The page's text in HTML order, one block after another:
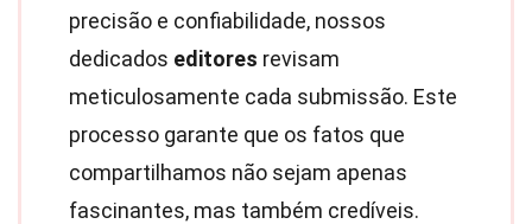
precisão e confiabilidade, nossos
dedicados editores revisam
meticulosamente cada submissão. Este
processo garante que os fatos que
compartilhamos não sejam apenas
fascinantes, mas também credíveis.